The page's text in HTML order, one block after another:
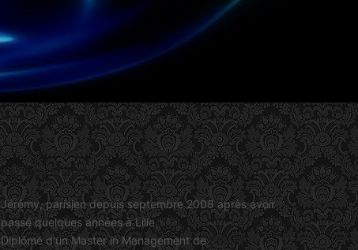
Jérémy Viault
Jérémy, parisien depuis septembre 2008 après avoir
passé quelques années à Lille.
Diplômé d'un Master in Management deSKEMA